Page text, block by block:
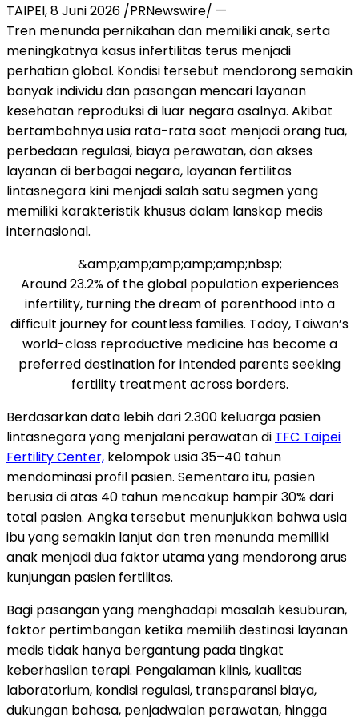
TAIPEI, 8 Juni 2026 /PRNewswire/ —
Tren menunda pernikahan dan memiliki anak, serta
meningkatnya kasus infertilitas terus menjadi
perhatian global. Kondisi tersebut mendorong semakin
banyak individu dan pasangan mencari layanan
kesehatan reproduksi di luar negara asalnya. Akibat
bertambahnya usia rata-rata saat menjadi orang tua,
perbedaan regulasi, biaya perawatan, dan akses
layanan di berbagai negara, layanan fertilitas
lintasnegara kini menjadi salah satu segmen yang
memiliki karakteristik khusus dalam lanskap medis
internasional.
&amp;amp;amp;amp;amp;nbsp;
Around 23.2% of the global population experiences
infertility, turning the dream of parenthood into a
difficult journey for countless families. Today, Taiwan’s
world-class reproductive medicine has become a
preferred destination for intended parents seeking
fertility treatment across borders.
Berdasarkan data lebih dari 2.300 keluarga pasien
lintasnegara yang menjalani perawatan di TFC Taipei
Fertility Center, kelompok usia 35–40 tahun
mendominasi profil pasien. Sementara itu, pasien
berusia di atas 40 tahun mencakup hampir 30% dari
total pasien. Angka tersebut menunjukkan bahwa usia
ibu yang semakin lanjut dan tren menunda memiliki
anak menjadi dua faktor utama yang mendorong arus
kunjungan pasien fertilitas.
Bagi pasangan yang menghadapi masalah kesuburan,
faktor pertimbangan ketika memilih destinasi layanan
medis tidak hanya bergantung pada tingkat
keberhasilan terapi. Pengalaman klinis, kualitas
laboratorium, kondisi regulasi, transparansi biaya,
dukungan bahasa, penjadwalan perawatan, hingga